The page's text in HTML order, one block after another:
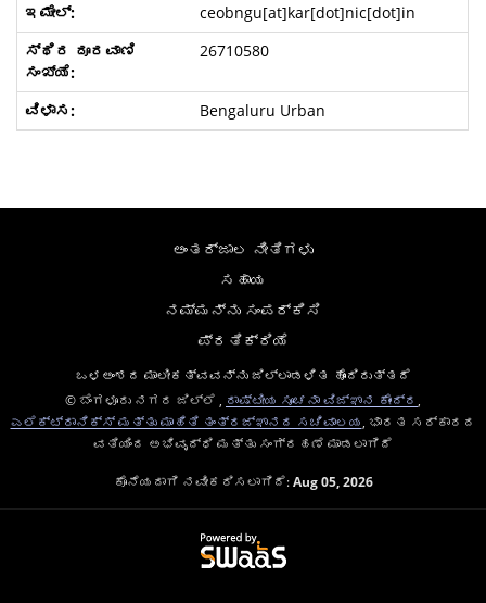
ceobngu[at]kar[dot]nic[dot]in
26710580
Bengaluru Urban
ಅಂತರ್ಜಾಲ ನೀತಿಗಳು
ಸಹಾಯ
ನಮ್ಮನ್ನು ಸಂಪರ್ಕಿಸಿ
ಪ್ರತಿಕ್ರಿಯೆ
ಒಳಅಂಶದ ಮಾಲೀಕತ್ವವನ್ನು ಜಿಲ್ಲಾಡಳಿತ ಹೊಂದಿರುತ್ತದೆ
© ಬೆಂಗಳೂರು ನಗರ ಜಿಲ್ಲೆ ,
ರಾಷ್ಟೀಯ ಸೂಚನಾ ವಿಜ್ಞಾನ ಕೇಂದ್ರ
ಎಲೆಕ್ಟ್ರಾನಿಕ್ಸ್ ಮತ್ತು ಮಾಹಿತಿ ತಂತ್ರಜ್ಞಾನದ ಸಚಿವಾಲಯ , ಭಾರತ ಸರ್ಕಾರದ
ವತಿಯಿಂದ ಅಭಿವೃದ್ಧಿ ಮತ್ತು ಸಂಗ್ರಹಣೆ ಮಾಡಲಾಗಿದೆ
ಕೊನೆಯದಾಗಿ ನವೀಕರಿಸಲಾಗಿದೆ:Aug 05, 2026